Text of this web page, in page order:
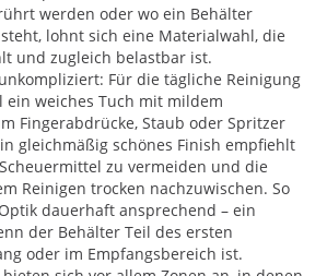
werden oder wo ein Behälter
lohnt sich eine Materialwahl, die
und zugleich belastbar ist.
Für die tägliche Reinigung
ein weiches Tuch mit mildem
Fingerabdrücke, Staub oder Spritzer
gleichmäßig schönes Finish empfiehlt
zu vermeiden und die
Reinigen trocken nachzuwischen. So
dauerhaft ansprechend – ein
der Behälter Teil des ersten
oder im Empfangsbereich ist.